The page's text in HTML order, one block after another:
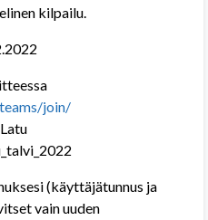
kilpailu.
join/
(käyttäjätunnus ja
vain uuden